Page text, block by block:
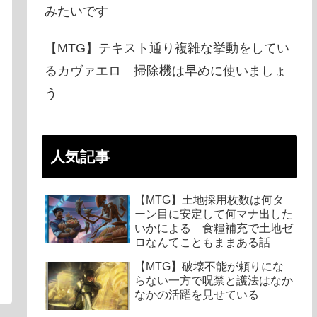
みたいです
【MTG】テキスト通り複雑な挙動をしてい
るカヴァエロ 掃除機は早めに使いましょ
う
人気記事
【MTG】土地採用枚数は何タ
ーン目に安定して何マナ出した
いかによる 食糧補充で土地ゼ
ロなんてこともままある話
【MTG】破壊不能が頼りにな
らない一方で呪禁と護法はなか
なかの活躍を見せている